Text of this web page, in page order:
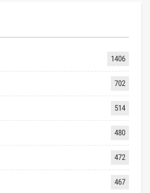
1406
702
514
480
472
467